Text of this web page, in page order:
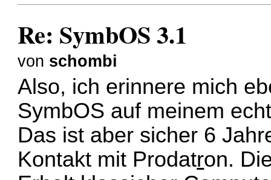
Re: SymbOS 3.1
von schombi
Also, ich erinnere mich
SymbOS auf meinem
Das ist aber sicher 6
Kontakt mit Prodatron.